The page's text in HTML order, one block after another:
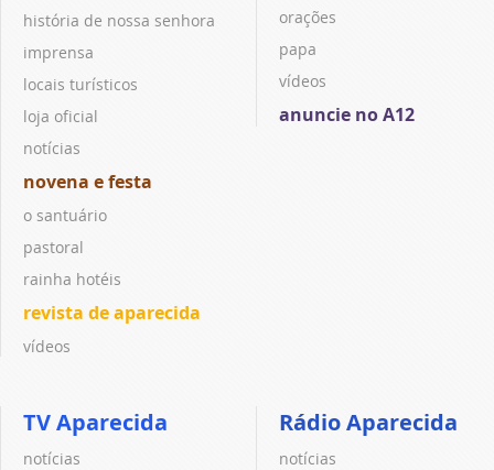
história de nossa senhora
imprensa
locais turísticos
loja oficial
notícias
novena e festa
o santuário
pastoral
rainha hotéis
revista de aparecida
vídeos
orações
papa
vídeos
anuncie no A12
TV Aparecida
notícias
Rádio Aparecida
notícias